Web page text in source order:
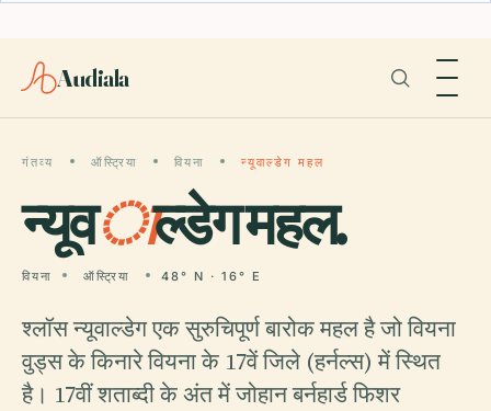
Audiala
गंतव्य ऑस्ट्रिया वियना न्यूवाल्डेग महल
न्यूवाल्डेग महल.
वियना ऑस्ट्रिया 48° N · 16° E
श्लॉस न्यूवाल्डेग एक सुरुचिपूर्ण बारोक महल है जो वियना
वुड्स के किनारे वियना के 17वें जिले (हर्नल्स) में स्थित
है। 17वीं शताब्दी के अंत में जोहान बर्नहार्ड फिशर